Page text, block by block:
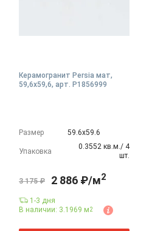
Керамогранит Persia мат,
59,6x59,6, арт. P1856999
Размер 59.6х59.6
Упаковка
0.3552 кв.м./ 4
шт.
3 175 ₽ 2 886 ₽/м2
1-3 дня
В наличии: 3.1969 м2